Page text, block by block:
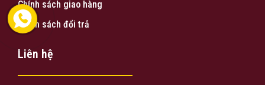
Chính sách giao hàng
Chính sách đổi trả
Liên hệ